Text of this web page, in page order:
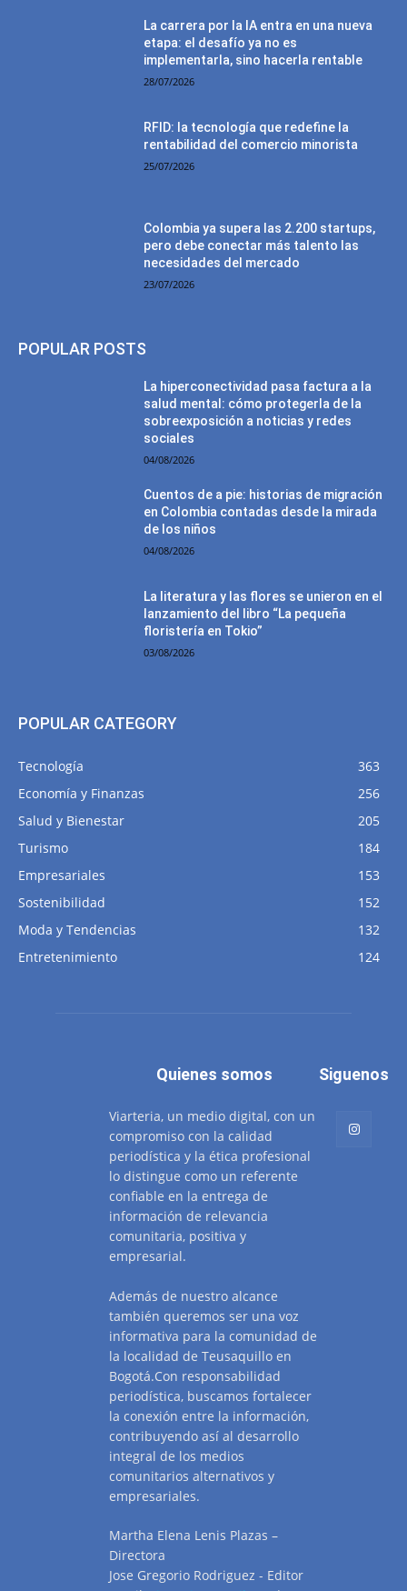
La carrera por la IA entra en una nueva
etapa: el desafío ya no es
implementarla, sino hacerla rentable
28/07/2026
RFID: la tecnología que redefine la
rentabilidad del comercio minorista
25/07/2026
Colombia ya supera las 2.200 startups,
pero debe conectar más talento las
necesidades del mercado
23/07/2026
POPULAR POSTS
La hiperconectividad pasa factura a la
salud mental: cómo protegerla de la
sobreexposición a noticias y redes
sociales
04/08/2026
Cuentos de a pie: historias de migración
en Colombia contadas desde la mirada
de los niños
04/08/2026
La literatura y las flores se unieron en el
lanzamiento del libro “La pequeña
floristería en Tokio”
03/08/2026
POPULAR CATEGORY
Tecnología
363
Economía y Finanzas
256
Salud y Bienestar
205
Turismo
184
Empresariales
153
Sostenibilidad
152
Moda y Tendencias
132
Entretenimiento
124
Quienes somos
Viarteria, un medio digital, con un
compromiso con la calidad
periodística y la ética profesional
lo distingue como un referente
confiable en la entrega de
información de relevancia
comunitaria, positiva y
empresarial.
Además de nuestro alcance
también queremos ser una voz
informativa para la comunidad de
la localidad de Teusaquillo en
Bogotá.Con responsabilidad
periodística, buscamos fortalecer
la conexión entre la información,
contribuyendo así al desarrollo
integral de los medios
comunitarios alternativos y
empresariales.
Martha Elena Lenis Plazas –
Directora
Jose Gregorio Rodriguez - Editor
Siguenos